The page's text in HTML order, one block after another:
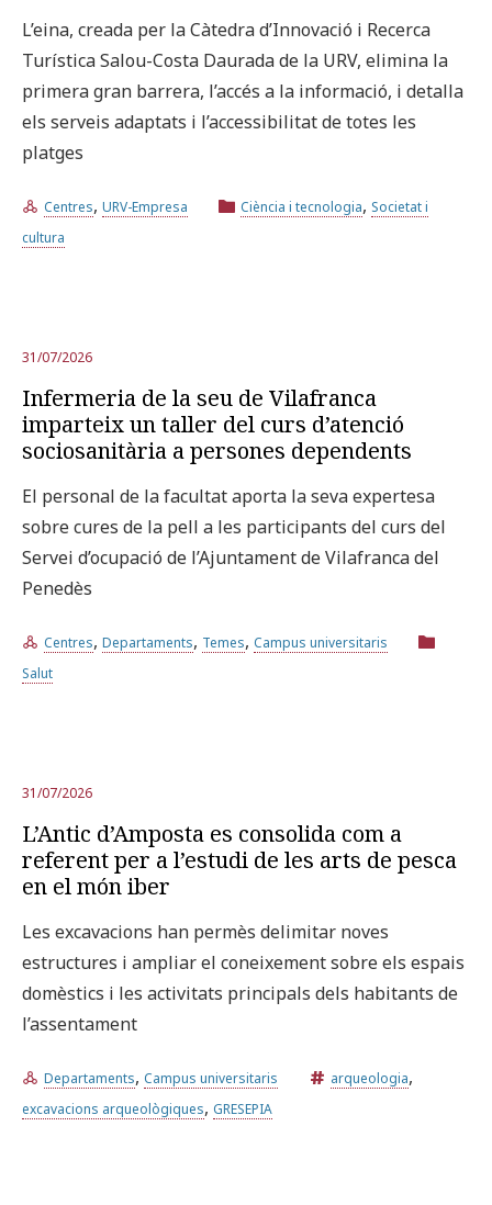
L’eina, creada per la Càtedra d’Innovació i Recerca
Turística Salou-Costa Daurada de la URV, elimina la
primera gran barrera, l’accés a la informació, i detalla
els serveis adaptats i l’accessibilitat de totes les
platges
Centres, URV-Empresa Ciència i tecnologia, Societat i
cultura
31/07/2026
Infermeria de la seu de Vilafranca
imparteix un taller del curs d’atenció
sociosanitària a persones dependents
El personal de la facultat aporta la seva expertesa
sobre cures de la pell a les participants del curs del
Servei d’ocupació de l’Ajuntament de Vilafranca del
Penedès
Centres, Departaments, Temes, Campus universitaris
Salut
31/07/2026
L’Antic d’Amposta es consolida com a
referent per a l’estudi de les arts de pesca
en el món iber
Les excavacions han permès delimitar noves
estructures i ampliar el coneixement sobre els espais
domèstics i les activitats principals dels habitants de
l’assentament
Departaments, Campus universitaris arqueologia,
excavacions arqueològiques, GRESEPIA